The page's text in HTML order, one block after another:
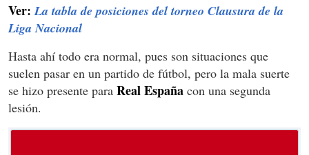
Ver:La tabla de posiciones del torneo Clausura de la
Liga Nacional
Hasta ahí todo era normal, pues son situaciones que
suelen pasar en un partido de fútbol, pero la mala suerte
se hizo presente para Real Espa­ña con una segunda
lesión.